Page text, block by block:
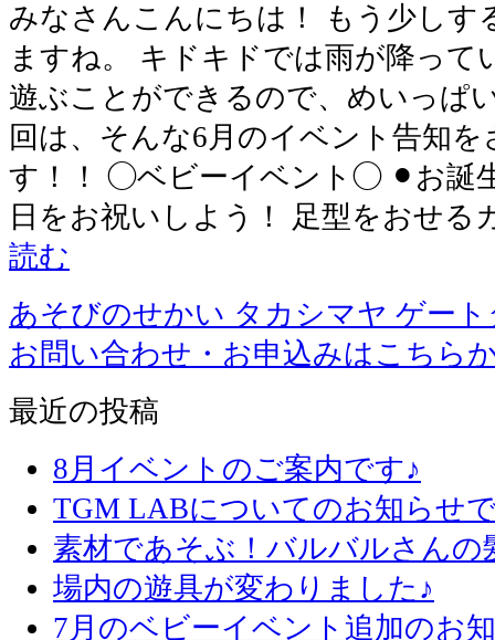
みなさんこんにちは！ もう少しす
ますね。 キドキドでは雨が降って
遊ぶことができるので、めいっぱ
回は、そんな6月のイベント告知
す！！ ◯ベビーイベント◯ ⚫︎お誕
日をお祝いしよう！ 足型をおせ
読む
あそびのせかい タカシマヤ ゲー
お問い合わせ・お申込みはこちら
最近の投稿
8月イベントのご案内です♪
TGM LABについてのお知らせ
素材であそぶ！バルバルさん
場内の遊具が変わりました♪
7月のベビーイベント追加のお